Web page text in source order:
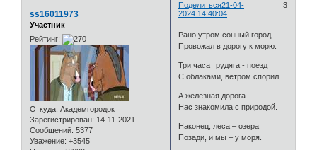
Поделиться 3
21-04-
2024 14:40:04
ss16011973
Участник
Рейтинг:
Откуда: Академгородок
Зарегистрирован: 14-11-2021
Сообщений: 5377
Уважение: +3545
Рано утром сонный город
Провожал в дорогу к морю.
Три часа трудяга - поезд
С облаками, ветром спорил.
А железная дорога
Нас знакомила с природой.
Наконец, леса – озера
Позади, и мы – у моря.